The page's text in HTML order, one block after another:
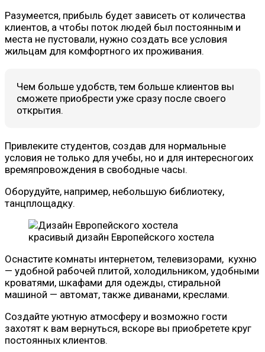
Разумеется, прибыль будет зависеть от количества
клиентов, а чтобы поток людей был постоянным и
места не пустовали, нужно создать все условия
жильцам для комфортного их проживания.
Чем больше удобств, тем больше клиентов вы
сможете приобрести уже сразу после своего
открытия.
Привлеките студентов, создав для нормальные
условия не только для учебы, но и для интересногоих
времяпровождения в свободные часы.
Оборудуйте, например, небольшую библиотеку,
танцплощадку.
красивый дизайн Европейского хостела
Оснастите комнаты интернетом, телевизорами, кухню
— удобной рабочей плитой, холодильником, удобными
кроватями, шкафами для одежды, стиральной
машиной — автомат, также диванами, креслами.
Создайте уютную атмосферу и возможно гости
захотят к вам вернуться, вскоре вы приобретете круг
постоянных клиентов.